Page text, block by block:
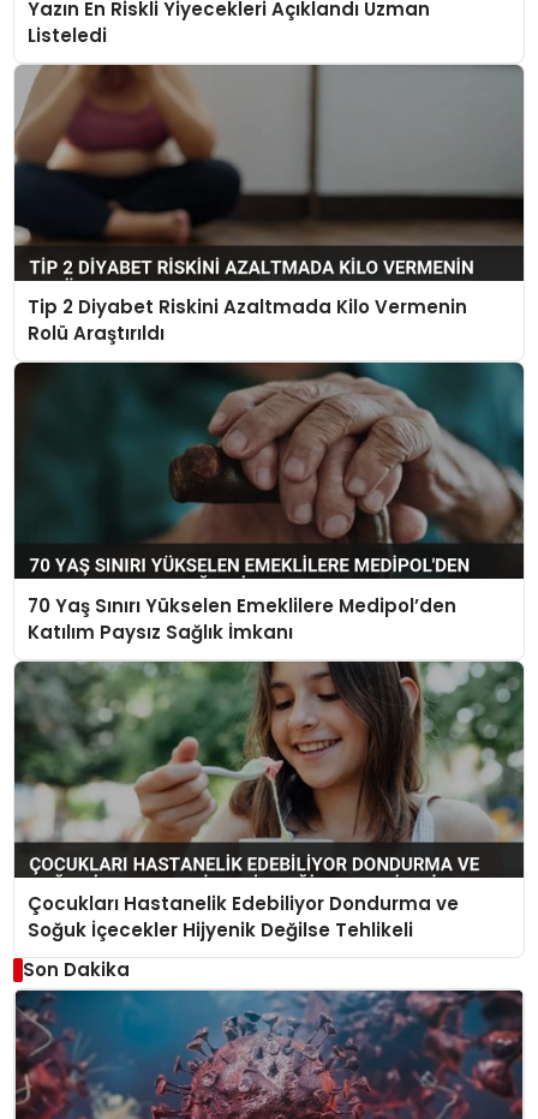
Yazın En Riskli Yiyecekleri Açıklandı Uzman
Listeledi
Tip 2 Diyabet Riskini Azaltmada Kilo Vermenin
Rolü Araştırıldı
70 Yaş Sınırı Yükselen Emeklilere Medipol’den
Katılım Paysız Sağlık İmkanı
Çocukları Hastanelik Edebiliyor Dondurma ve
Soğuk İçecekler Hijyenik Değilse Tehlikeli
Son Dakika